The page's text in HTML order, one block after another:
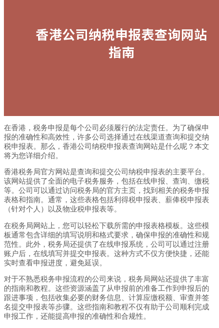
在香港，税务申报是每个公司必须履行的法定责任。为了确保申
报的准确性和高效性，许多公司选择通过在线渠道查询和提交纳
税申报表。那么，香港公司纳税申报表查询网站是什么呢？本文
将为您详细介绍。
香港税务局官方网站是查询和提交公司纳税申报表的主要平台。
该网站提供了全面的电子税务服务，包括在线申报、查询、缴税
等。公司可以通过访问税务局的官方主页，找到相关的税务申报
表格和指南。通常，这些表格包括利得税申报表、薪俸税申报表
（针对个人）以及物业税申报表等。
在税务局网站上，您可以轻松下载所需的申报表格模板。这些模
板通常包含详细的填写说明和格式要求，确保申报的准确性和规
范性。此外，税务局还提供了在线申报系统，公司可以通过注册
账户后，在线填写并提交申报表。这种方式不仅方便快捷，还能
实时查看申报进度，避免延误。
对于不熟悉税务申报流程的公司来说，税务局网站还提供了丰富
的指南和教程。这些资源涵盖了从申报前的准备工作到申报后的
跟进事项，包括收集必要的财务信息、计算应缴税额、审查并签
名提交申报表等步骤。这些指南和教程不仅有助于公司顺利完成
申报工作，还能提高申报的准确性和合规性。